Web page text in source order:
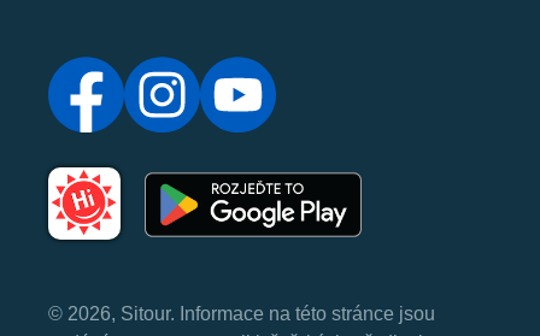
© 2026, Sitour. Informace na této stránce jsou